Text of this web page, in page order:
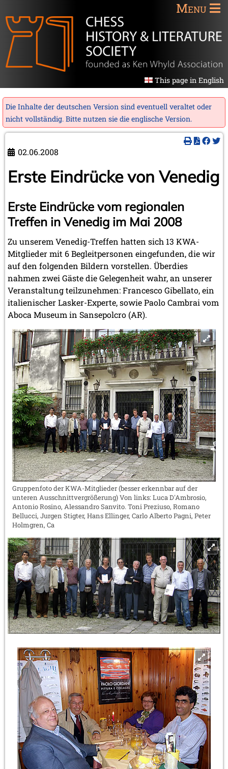
Menu
This page in English
Die Inhalte der deutschen Version sind eventuell veraltet oder
nicht vollständig. Bitte nutzen sie die englische Version.
02.06.2008
Erste Eindrücke von Venedig
Erste Eindrücke vom regionalen
Treffen in Venedig im Mai 2008
Zu unserem Venedig-Treffen hatten sich 13 KWA-
Mitglieder mit 6 Begleitpersonen eingefunden, die wir
auf den folgenden Bildern vorstellen. Überdies
nahmen zwei Gäste die Gelegenheit wahr, an unserer
Veranstaltung teilzunehmen: Francesco Gibellato, ein
italienischer Lasker-Experte, sowie Paolo Cambrai vom
Aboca Museum in Sansepolcro (AR).
Gruppenfoto der KWA-Mitglieder (besser erkennbar auf der
unteren Ausschnittvergrößerung) Von links: Luca D'Ambrosio,
Antonio Rosino, Alessandro Sanvito. Toni Preziuso, Romano
Bellucci, Jurgen Stigter, Hans Ellinger, Carlo Alberto Pagni, Peter
Holmgren, Ca